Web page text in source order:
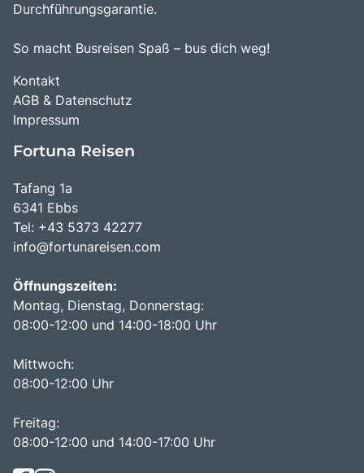
Durchführungsgarantie.
So macht Busreisen Spaß – bus dich weg!
Kontakt
AGB & Datenschutz
Impressum
Fortuna Reisen
Tafang 1a
6341 Ebbs
Tel: +43 5373 42277
info@fortunareisen.com
Öffnungszeiten:
Montag, Dienstag, Donnerstag:
08:00-12:00 und 14:00-18:00 Uhr
Mittwoch:
08:00-12:00 Uhr
Freitag:
08:00-12:00 und 14:00-17:00 Uhr